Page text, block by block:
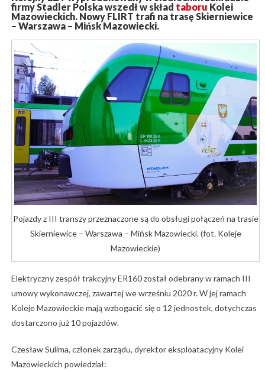
firmy Stadler Polska wszedł w skład taboru Kolei
Mazowieckich. Nowy FLIRT trafi na trasę Skierniewice
– Warszawa – Mińsk Mazowiecki.
Pojazdy z III transzy przeznaczone są do obsługi połączeń na trasie
Skierniewice – Warszawa – Mińsk Mazowiecki. (fot. Koleje
Mazowieckie)
Elektryczny zespół trakcyjny ER160 został odebrany w ramach III
umowy wykonawczej, zawartej we wrześniu 2020 r. W jej ramach
Koleje Mazowieckie mają wzbogacić się o 12 jednostek, dotychczas
dostarczono już 10 pojazdów.
Czesław Sulima, członek zarządu, dyrektor eksploatacyjny Kolei
Mazowieckich powiedział: